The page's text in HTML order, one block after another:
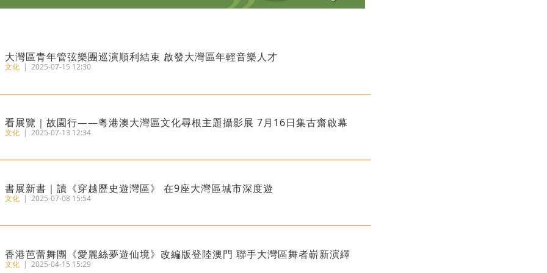
大灣區青年管弦樂團巡演順利結束 啟發大灣區年輕音樂人才
文化 | 2025-07-15 12:30
看展覽｜故園行——粵港澳大灣區文化尋根主題攝影展 7月16日集古齋啟幕
文化 | 2025-07-13 12:34
書展新書｜讀《穿越歷史遊灣區》 在9座大灣區城市深度遊
文化 | 2025-07-08 15:54
香港芭蕾舞團《愛麗絲夢遊仙境》改編版登陸澳門 聯手大灣區舞者嶄新演繹
文化 | 2025-04-15 15:29